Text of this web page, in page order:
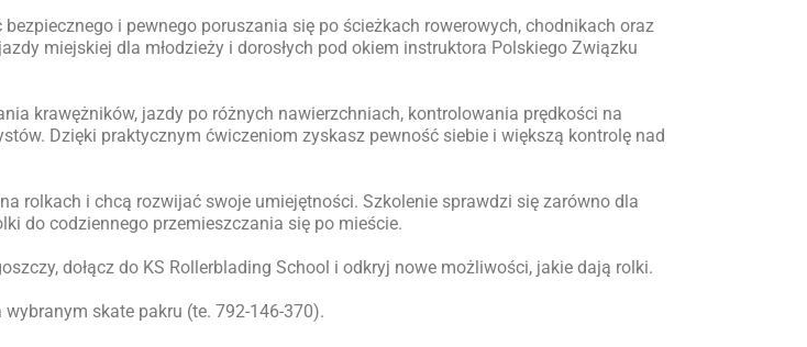
i pewnego poruszania się po ścieżkach rowerowych, chodnikach oraz
miejskiej dla młodzieży i dorosłych pod okiem instruktora Polskiego Związku
krawężników, jazdy po różnych nawierzchniach, kontrolowania prędkości na
Dzięki praktycznym ćwiczeniom zyskasz pewność siebie i większą kontrolę nad
rolkach i chcą rozwijać swoje umiejętności. Szkolenie sprawdzi się zarówno dla
do codziennego przemieszczania się po mieście.
dołącz do KS Rollerblading School i odkryj nowe możliwości, jakie dają rolki.
skate pakru (te. 792-146-370).